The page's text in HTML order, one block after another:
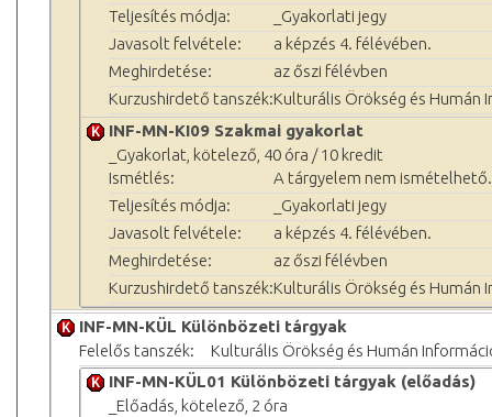
Teljesítés módja:
_Gyakorlati jegy
Javasolt felvétele:
a képzés 4. félévében.
Meghirdetése:
az őszi félévben
Kurzushirdető tanszék:Kulturális Örökség és Humán
INF-MN-KI09 Szakmai gyakorlat
_Gyakorlat, kötelező, 40 óra / 10 kredit
Ismétlés:
A tárgyelem nem ismételhető.
Teljesítés módja:
_Gyakorlati jegy
Javasolt felvétele:
a képzés 4. félévében.
Meghirdetése:
az őszi félévben
Kurzushirdető tanszék:Kulturális Örökség és Humán
INF-MN-KÜL Különbözeti tárgyak
Felelős tanszék:
Kulturális Örökség és Humán
INF-MN-KÜL01 Különbözeti tárgyak (előadás)
_Előadás, kötelező, 2 óra